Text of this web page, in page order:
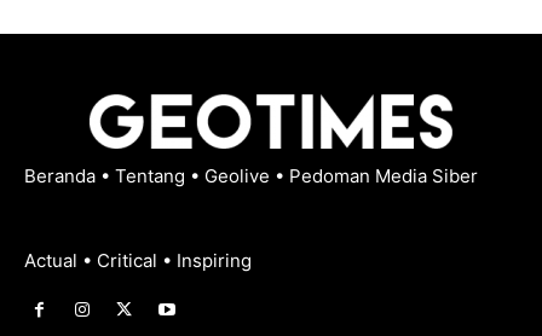
Beranda • Tentang • Geolive • Pedoman Media Siber
Actual • Critical • Inspiring